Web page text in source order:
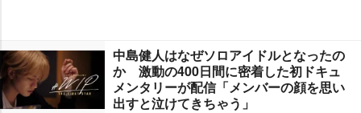
中島健人はなぜソロアイドルとなったの
か 激動の400日間に密着した初ドキュ
メンタリーが配信「メンバーの顔を思い
出すと泣けてきちゃう」